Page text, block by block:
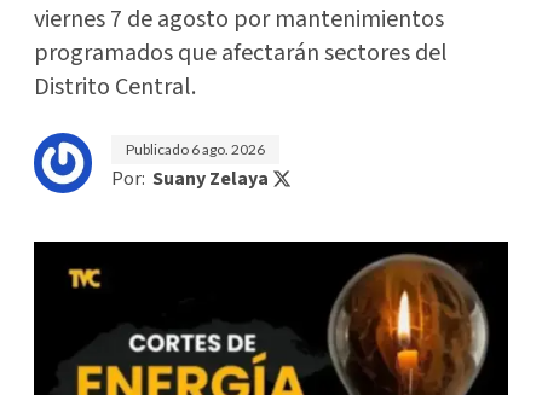
viernes 7 de agosto por mantenimientos
programados que afectarán sectores del
Distrito Central.
Publicado 6 ago. 2026
Por: Suany Zelaya